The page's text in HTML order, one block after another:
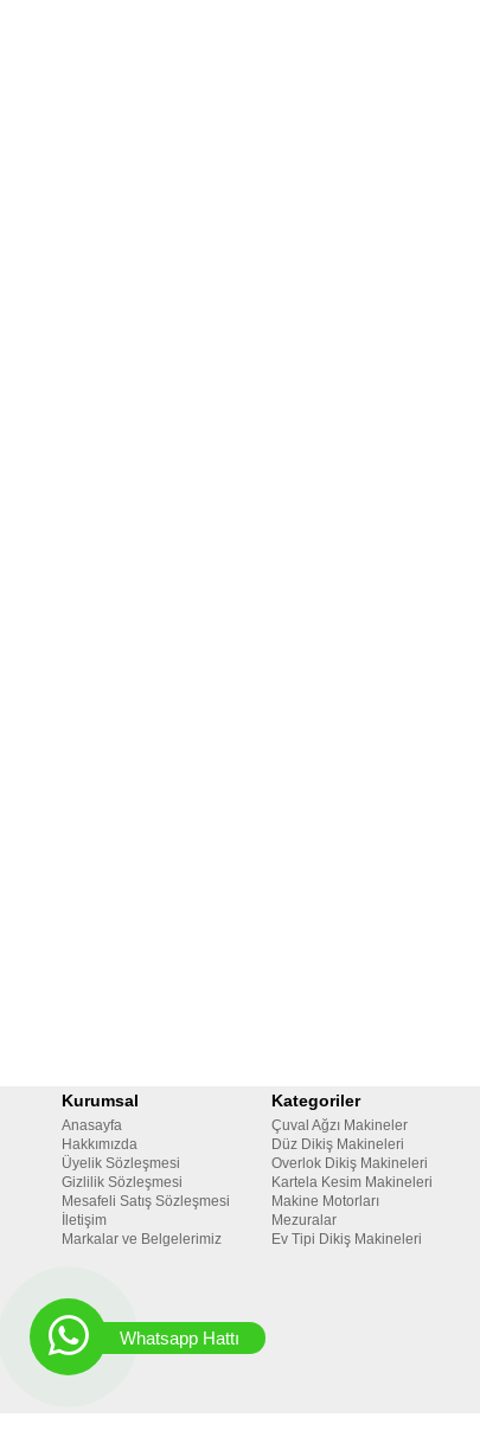
Kurumsal
Anasayfa
Hakkımızda
Üyelik Sözleşmesi
Gizlilik Sözleşmesi
Mesafeli Satış Sözleşmesi
İletişim
Markalar ve Belgelerimiz
Kategoriler
Çuval Ağzı Makineler
Düz Dikiş Makineleri
Overlok Dikiş Makineleri
Kartela Kesim Makineleri
Makine Motorları
Mezuralar
Ev Tipi Dikiş Makineleri
Whatsapp Hattı